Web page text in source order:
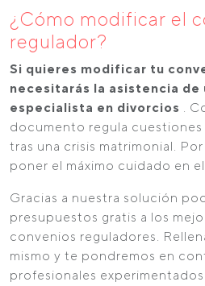
¿Cómo modificar el
regulador?
Si quieres modificar tu
necesitarás la asistencia de
especialista en divorcios .
documento regula
tras una crisis matrimonial.
poner el máximo cuidado en
Gracias a nuestra solución
presupuestos gratis a los
convenios reguladores.
mismo y te pondremos en
profesionales